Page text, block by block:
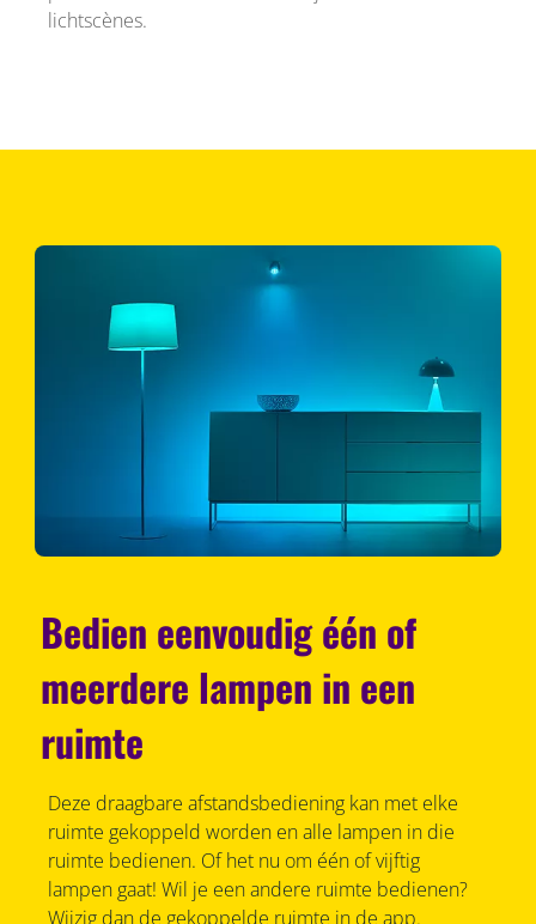
lichtscènes.
Bedien eenvoudig één of
meerdere lampen in een
ruimte
Deze draagbare afstandsbediening kan met elke
ruimte gekoppeld worden en alle lampen in die
ruimte bedienen. Of het nu om één of vijftig
lampen gaat! Wil je een andere ruimte bedienen?
Wijzig dan de gekoppelde ruimte in de app.